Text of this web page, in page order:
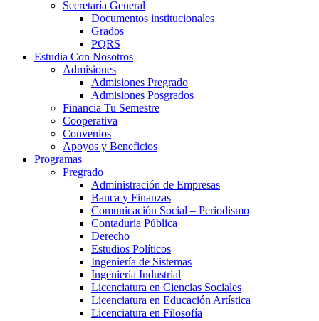
Secretaría General
Documentos institucionales
Grados
PQRS
Estudia Con Nosotros
Admisiones
Admisiones Pregrado
Admisiones Posgrados
Financia Tu Semestre
Cooperativa
Convenios
Apoyos y Beneficios
Programas
Pregrado
Administración de Empresas
Banca y Finanzas
Comunicación Social – Periodismo
Contaduría Pública
Derecho
Estudios Políticos
Ingeniería de Sistemas
Ingeniería Industrial
Licenciatura en Ciencias Sociales
Licenciatura en Educación Artística
Licenciatura en Filosofía